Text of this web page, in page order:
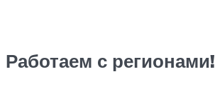
Работаем с регионами!